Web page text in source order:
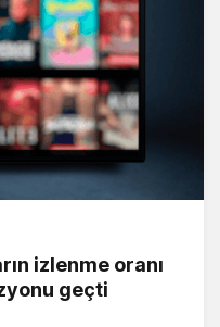
izlenme oranı
geçti